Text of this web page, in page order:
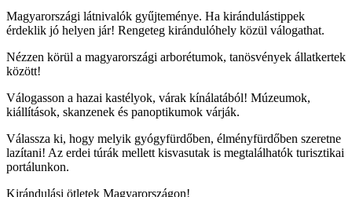
Magyarországi látnivalók gyűjteménye. Ha kirándulástippek
érdeklik jó helyen jár! Rengeteg kirándulóhely közül válogathat.
Nézzen körül a magyarországi arborétumok, tanösvények állatkertek
között!
Válogasson a hazai kastélyok, várak kínálatából! Múzeumok,
kiállítások, skanzenek és panoptikumok várják.
Válassza ki, hogy melyik gyógyfürdőben, élményfürdőben szeretne
lazítani! Az erdei túrák mellett kisvasutak is megtalálhatók turisztikai
portálunkon.
Kirándulási ötletek Magyarországon!